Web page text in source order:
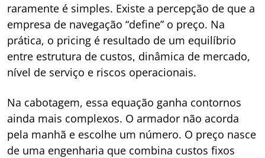
raramente é simples. Existe a percepção de que a
empresa de navegação “define” o preço. Na
prática, o pricing é resultado de um equilíbrio
entre estrutura de custos, dinâmica de mercado,
nível de serviço e riscos operacionais.
Na cabotagem, essa equação ganha contornos
ainda mais complexos. O armador não acorda
pela manhã e escolhe um número. O preço nasce
de uma engenharia que combina custos fixos